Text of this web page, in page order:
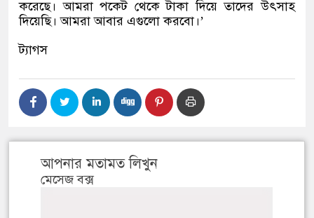
করেছে। আমরা পকেট থেকে টাকা দিয়ে তাদের উৎসাহ
দিয়েছি। আমরা আবার এগুলো করবো।’
ট্যাগস
আপনার মতামত লিখুন
মেসেজ বক্স